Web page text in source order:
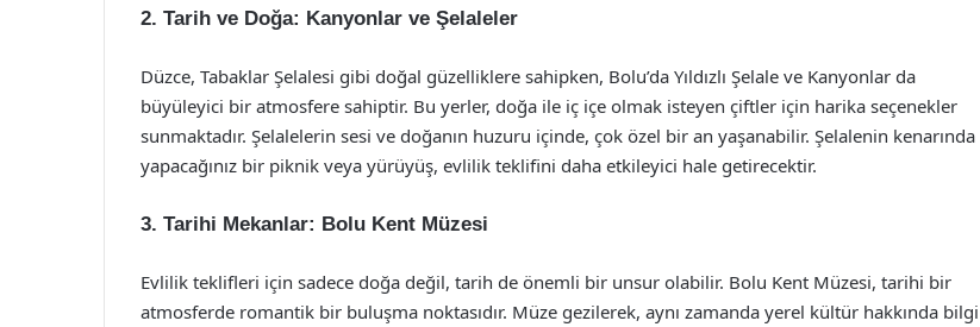
2. Tarih ve Doğa: Kanyonlar ve Şelaleler
Düzce, Tabaklar Şelalesi gibi doğal güzelliklere sahipken, Bolu’da Yıldızlı Şelale ve Kanyonlar da
büyüleyici bir atmosfere sahiptir. Bu yerler, doğa ile iç içe olmak isteyen çiftler için harika seçenekler
sunmaktadır. Şelalelerin sesi ve doğanın huzuru içinde, çok özel bir an yaşanabilir. Şelalenin kenarında
yapacağınız bir piknik veya yürüyüş, evlilik teklifini daha etkileyici hale getirecektir.
3. Tarihi Mekanlar: Bolu Kent Müzesi
Evlilik teklifleri için sadece doğa değil, tarih de önemli bir unsur olabilir. Bolu Kent Müzesi, tarihi bir
atmosferde romantik bir buluşma noktasıdır. Müze gezilerek, aynı zamanda yerel kültür hakkında bilgi